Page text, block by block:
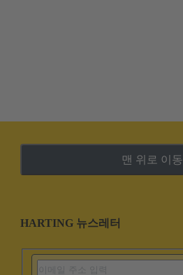
맨 위로 이동
HARTING 뉴스레터